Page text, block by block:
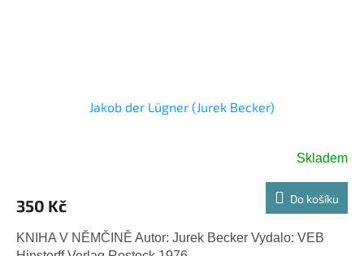
Jakob der Lügner (Jurek Becker)
Skladem
350 Kč Do košíku
KNIHA V NĚMČINĚ Autor: Jurek Becker Vydalo: VEB